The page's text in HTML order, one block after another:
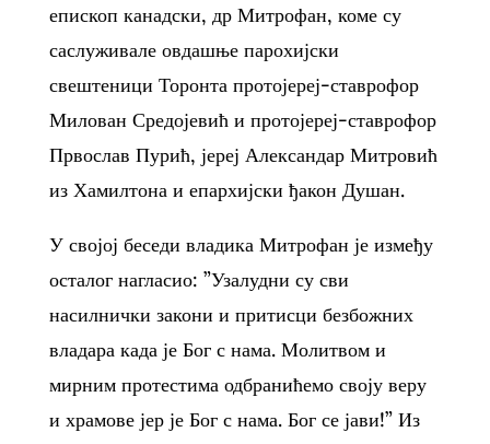
епископ канадски, др Митрофан, коме су
саслуживале овдашње парохијски
свештеници Торонта протојереј-ставрофор
Милован Средојевић и протојереј-ставрофор
Првослав Пурић, јереј Александар Митровић
из Хамилтона и епархијски ђакон Душан.
У својој беседи владика Митрофан је између
осталог нагласио: ”Узалудни су сви
насилнички закони и притисци безбожних
владара када је Бог с нама. Молитвом и
мирним протестима одбранићемо своју веру
и храмове јер је Бог с нама. Бог се јави!” Из